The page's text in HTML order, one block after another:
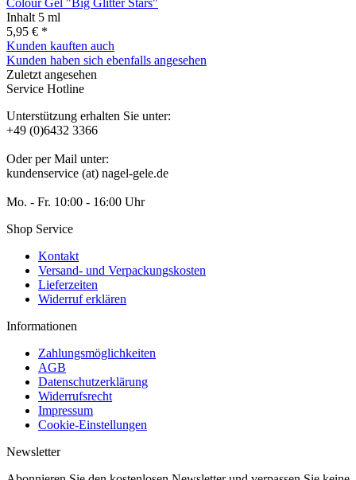
Inhalt 5 ml
5,95 € *
Kunden kauften auch
Kunden haben sich ebenfalls angesehen
Zuletzt angesehen
Service Hotline
Unterstützung erhalten Sie unter:
+49 (0)6432 3366
Oder per Mail unter:
kundenservice (at) nagel-gele.de
Mo. - Fr. 10:00 - 16:00 Uhr
Shop Service
Kontakt
Versand- und Verpackungskosten
Lieferzeiten
Widerruf erklären
Informationen
Zahlungsmöglichkeiten
AGB
Datenschutzerklärung
Widerrufsrecht
Impressum
Cookie-Einstellungen
Newsletter